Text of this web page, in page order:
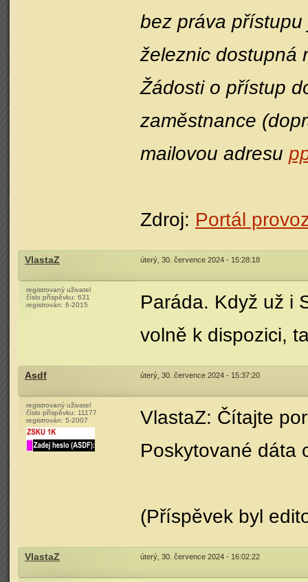
bez práva
železnic dostupná
Žádosti o přístup
zaměstnance
mailovou adresu
Zdroj: Portál
VlastaZ úterý, 30. července 2024 - 15:28:18
registrovaný uživatel
číslo příspěvku: 631
registrován: 6-2015
Paráda. Když už i
volně k dispozici,
Asdf úterý, 30. července 2024 - 15:37:20
registrovaný uživatel
číslo příspěvku: 11177
registrován: 5-2007
VlastaZ: Čítajte
Poskytované dáta
(Příspěvek byl
VlastaZ úterý, 30. července 2024 - 16:02:22